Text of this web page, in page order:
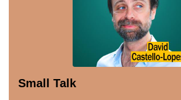
Small Talk